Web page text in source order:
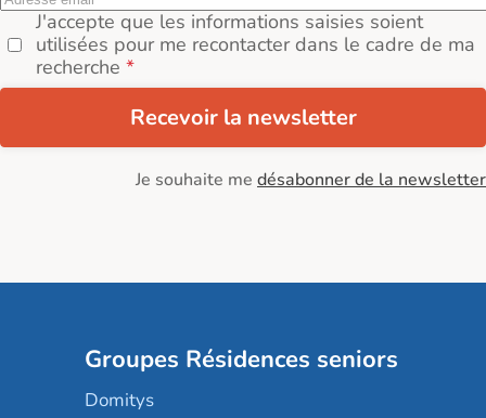
J'accepte que les informations saisies soient
utilisées pour me recontacter dans le cadre de ma
recherche
Recevoir la newsletter
Je souhaite me désabonner de la newsletter
Groupes Résidences seniors
Domitys